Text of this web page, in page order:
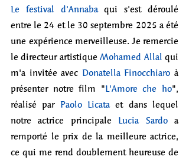
Le festival d'Annaba qui s'est déroulé
entre le 24 et le 30 septembre 2025 a été
une expérience merveilleuse. Je remercie
le directeur artistique Mohamed Allal qui
m'a invitée avec Donatella Finocchiaro à
présenter notre film "L'Amore che ho",
réalisé par Paolo Licata et dans lequel
notre actrice principale Lucia Sardo a
remporté le prix de la meilleure actrice,
ce qui me rend doublement heureuse de